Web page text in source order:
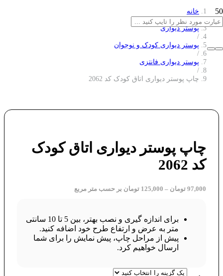
خانه
/
پوستر دیواری
/
پوستر دیواری کودک و نوجوان
/
پوستر دیواری فانتزی
/
چاپ پوستر دیواری اتاق کودک کد 2062
چاپ پوستر دیواری اتاق کودک
کد 2062
97,000 تومان –
125,000 تومان بر حسب متر مربع
برای اندازه گیری و نصب بهتر، بین 5 تا 10 سانتی
متر به عرض و ارتفاع طرح خود اضافه کنید.
پیش از مراحل چاپ، پیش نمایش را برای شما
ارسال خواهیم کرد.